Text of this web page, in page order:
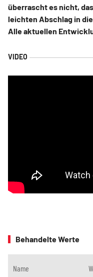
überrascht es nicht,
leichten Abschlag in
Alle aktuellen
Behandelte Werte
Name